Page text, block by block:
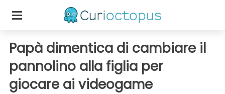
Papà dimentica di cambiare il
pannolino alla figlia per
giocare ai videogame